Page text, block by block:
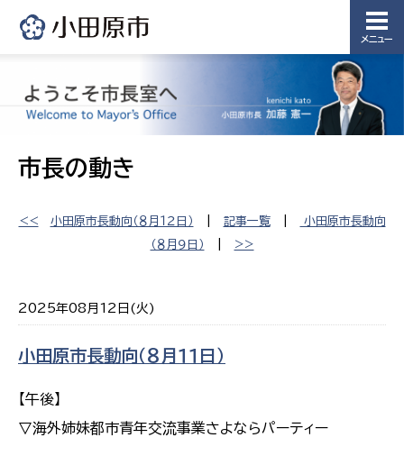
メニュー
市長の動き
<< 小田原市長動向（８月１２日） 記事一覧|
小田原市長動向
（８月９日）
>>
2025年08月12日(火)
小田原市長動向（８月１１日）
【午後】
▽海外姉妹都市青年交流事業さよならパーティー